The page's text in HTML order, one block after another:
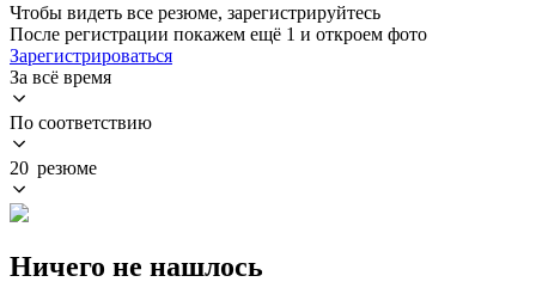
Чтобы видеть все резюме, зарегистрируйтесь
После регистрации покажем ещё 1 и откроем фото
Зарегистрироваться
За всё время
По соответствию
20 резюме
Ничего не нашлось